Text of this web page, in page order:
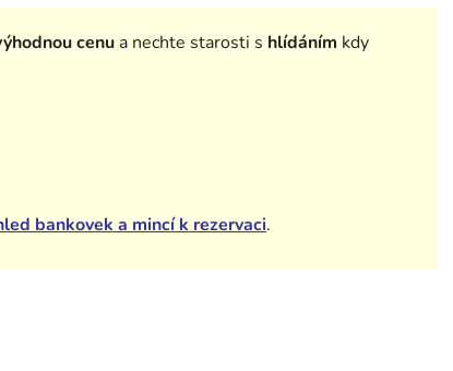
cenu a nechte starosti s hlídáním kdy
bankovek a mincí k rezervaci.